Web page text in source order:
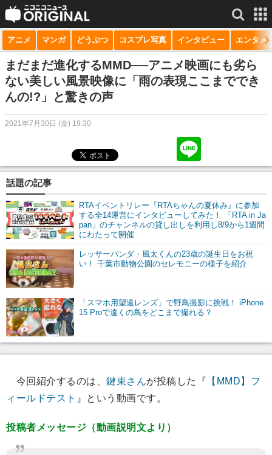
サービス一覧 もっと見る
niconico
動画
生放送
マンガ
ニコニコQ
アニメ マンガ どうぶつ コスプレ写真 インタビュー エンタメ
まだまだ進化するMMD──アニメ映画にも劣ら
ない美しい風景映像に「雨の表現ここまででき
んの!?」と驚きの声
2021年7月30日 (金) 19:30
話題の記事
RTAイベントリレー『RTAちゃんの夏休み』に参加
する全14運営にインタビューしてみた！ 「RTA in Ja
pan」のチャンネルの貸し出しを利用し8/9から1週間
にわたって開催
レッサーパンダ・風太くんの23歳の誕生日をお祝
い！ 千葉市動物公園のセレモニーの様子を紹介
「スマホ用望遠レンズ」で野鳥撮影に挑戦！ iPhone
15 Proで遠くの鳥をどこまで撮れる？
今回紹介するのは、 鍵束さんが投稿した『 【MMD】フ
ィールドテスト 』という動画です。
投稿者メッセージ（動画説明文より）